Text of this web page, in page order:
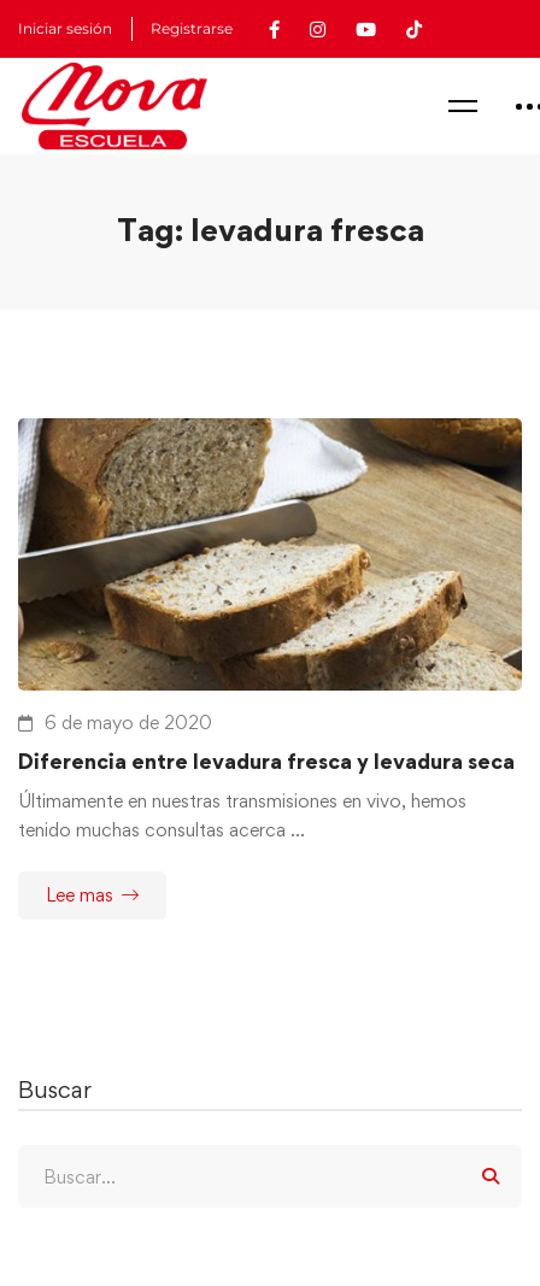
Iniciar sesión Registrarse
Tag: levadura fresca
6 de mayo de 2020
Diferencia entre levadura fresca y levadura seca
Últimamente en nuestras transmisiones en vivo, hemos
tenido muchas consultas acerca …
Lee mas
Buscar